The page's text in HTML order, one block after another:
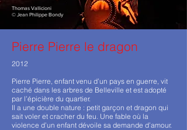
Thomas Vallicioni
© Jean Philippe Bondy
Pierre Pierre le dragon
2012
Pierre Pierre, enfant venu d’un pays en guerre, vit
caché dans les arbres de Belleville et est adopté
par l’épicière du quartier.
Il a une double nature : petit garçon et dragon qui
sait voler et cracher du feu. Une fable où la
violence d’un enfant dévoile sa demande d’amour.